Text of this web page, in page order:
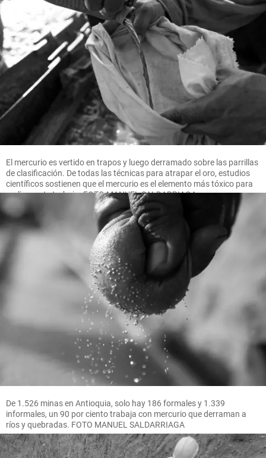
El mercurio es vertido en trapos y luego derramado sobre las parrillas
de clasificación. De todas las técnicas para atrapar el oro, estudios
científicos sostienen que el mercurio es el elemento más tóxico para
realizar este trabajo. FOTO MANUEL SALDARRIAGA
De 1.526 minas en Antioquia, solo hay 186 formales y 1.339
informales, un 90 por ciento trabaja con mercurio que derraman a
ríos y quebradas. FOTO MANUEL SALDARRIAGA